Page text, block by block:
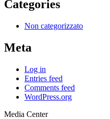
Categories
Non categorizzato
Meta
Log in
Entries feed
Comments feed
WordPress.org
Media Center